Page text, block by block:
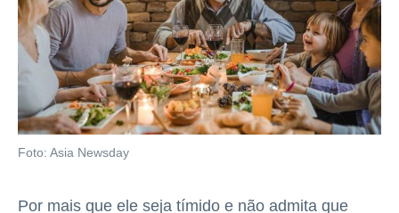
Foto: Asia Newsday
Por mais que ele seja tímido e não admita que